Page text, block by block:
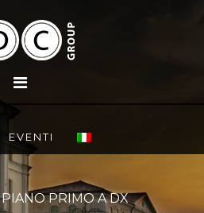
EVENTI
PIANO PRIMO A DX